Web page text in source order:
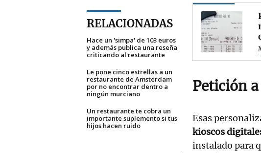
RELACIONADAS
Hace un 'simpa' de 103 euros
y además publica una reseña
criticando al restaurante
Le pone cinco estrellas a un
restaurante de Amsterdam
por no encontrar dentro a
ningún murciano
Un restaurante te cobra un
importante suplemento si tus
hijos hacen ruido
Petición
Esas
kioscos
instalado para